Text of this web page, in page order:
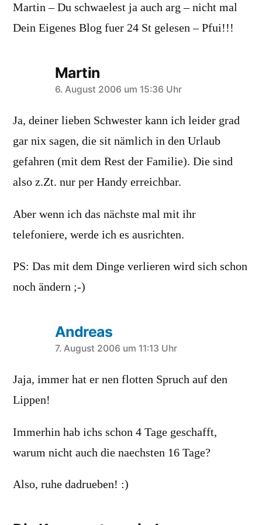
Martin – Du schwaelest ja auch arg – nicht mal
Dein Eigenes Blog fuer 24 St gelesen – Pfui!!!
Martin
schreibt:
6. August 2006 um 15:36 Uhr
Ja, deiner lieben Schwester kann ich leider grad
gar nix sagen, die sit nämlich in den Urlaub
gefahren (mit dem Rest der Familie). Die sind
also z.Zt. nur per Handy erreichbar.
Aber wenn ich das nächste mal mit ihr
telefoniere, werde ich es ausrichten.
PS: Das mit dem Dinge verlieren wird sich schon
noch ändern ;-)
Andreas
schreibt:
7. August 2006 um 11:13 Uhr
Jaja, immer hat er nen flotten Spruch auf den
Lippen!
Immerhin hab ichs schon 4 Tage geschafft,
warum nicht auch die naechsten 16 Tage?
Also, ruhe dadrueben! :)